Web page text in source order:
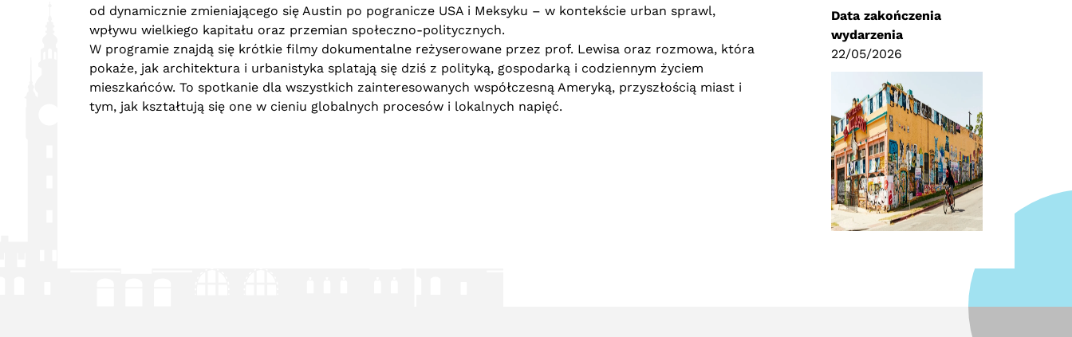
od dynamicznie zmieniającego się Austin po pogranicze USA i Meksyku – w kontekście urban sprawl,
wpływu wielkiego kapitału oraz przemian społeczno-politycznych.
W programie znajdą się krótkie filmy dokumentalne reżyserowane przez prof. Lewisa oraz rozmowa, która
pokaże, jak architektura i urbanistyka splatają się dziś z polityką, gospodarką i codziennym życiem
mieszkańców. To spotkanie dla wszystkich zainteresowanych współczesną Ameryką, przyszłością miast i
tym, jak kształtują się one w cieniu globalnych procesów i lokalnych napięć.
Data zakończenia
wydarzenia
22/05/2026